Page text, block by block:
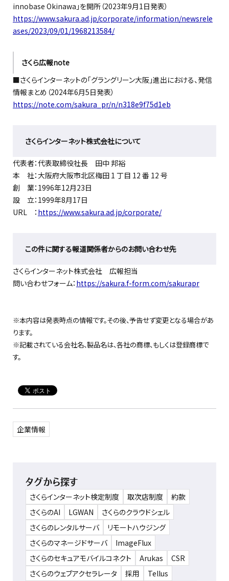
innobase Okinawa」を開所（2023年9月1日発表）
https://www.sakura.ad.jp/corporate/information/newsrele
ases/2023/09/01/1968213584/
さくら広報note
■さくらインターネットの「グラングリーン大阪」進出における、発信
情報まとめ（2024年6月5日発表）
https://note.com/sakura_pr/n/n318e9f75d1eb
さくらインターネット株式会社について
代表者：代表取締役社長 田中 邦裕
本 社：大阪府大阪市北区梅田 1 丁目 12 番 12 号
創 業：1996年12月23日
設 立：1999年8月17日
URL ： https://www.sakura.ad.jp/corporate/
この件に関する報道関係者からのお問い合わせ先
さくらインターネット株式会社 広報担当
問い合わせフォーム： https://sakura.f-form.com/sakurapr
※本内容は発表時点の情報です。その後、予告せず変更となる場合があ
ります。
※記載されている会社名、製品名は、各社の商標、もしくは登録商標で
す。
企業情報
タグから探す
さくらインターネット検定制度 取次店制度
約款
さくらのAI
LGWAN
さくらのクラウドシェル
さくらのレンタルサーバ
リモートハウジング
さくらのマネージドサーバ
ImageFlux
さくらのセキュアモバイルコネクト
Arukas
CSR
さくらのウェブアクセラレータ
採用
Tellus